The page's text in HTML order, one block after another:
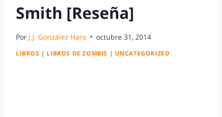
Smith [Reseña]
Por J.J. González Haro octubre 31, 2014
LIBROS | LIBROS DE ZOMBIS | UNCATEGORIZED